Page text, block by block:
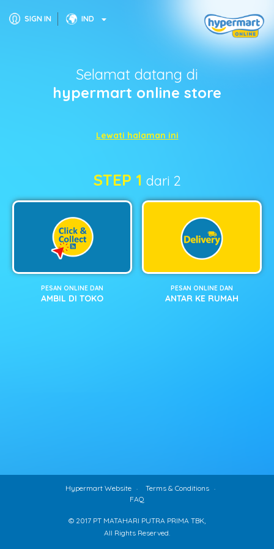
SIGN IN IND
Selamat datang di
hypermart online store
Lewati halaman ini
STEP 1 dari 2
PESAN ONLINE DAN
AMBIL DI TOKO
PESAN ONLINE DAN
ANTAR KE RUMAH
Hypermart Website
Terms & Conditions
FAQ
© 2017 PT MATAHARI PUTRA PRIMA TBK,
All Rights Reserved.